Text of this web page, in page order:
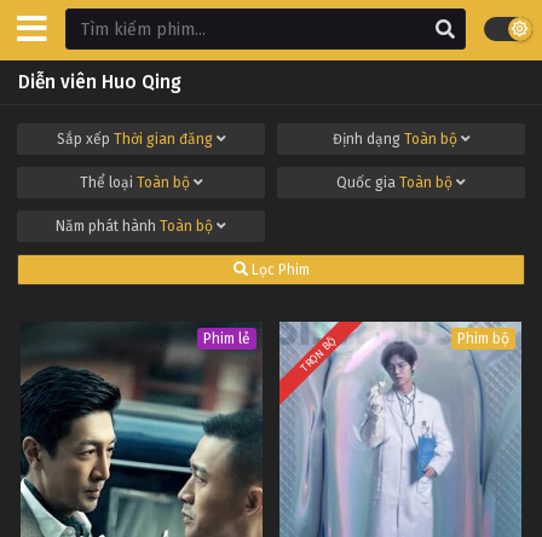
Diễn viên Huo Qing
Sắp xếp Thời gian đăng Định dạng Toàn bộ
Thể loại Toàn bộ Quốc gia Toàn bộ
Năm phát hành Toàn bộ
Lọc Phim
Phim lẻ TRỌN BỘ Phim bộ